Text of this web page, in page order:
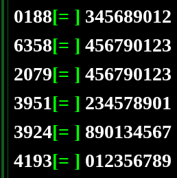
0188[= ] 345689012
6358[= ] 456790123
2079[= ] 456790123
3951[= ] 234578901
3924[= ] 890134567
4193[= ] 012356789